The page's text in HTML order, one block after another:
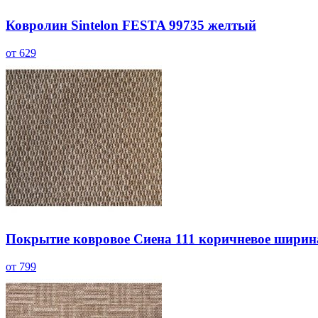
Ковролин Sintelon FESTA 99735 желтый
от 629
Покрытие ковровое Сиена 111 коричневое
от 799